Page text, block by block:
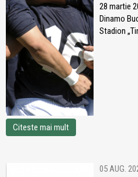
28 martie
Dinamo
Stadion
Citeste mai mult
05 AUG.